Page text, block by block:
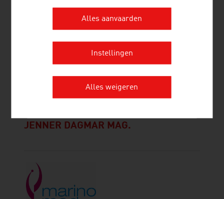
JENNER DAGMAR MAG.
Alles aanvaarden
Instellingen
Alles weigeren